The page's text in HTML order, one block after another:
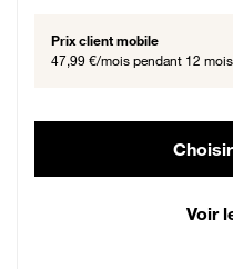
Prix client mobile
47,99 €/mois pendant 12
Voir